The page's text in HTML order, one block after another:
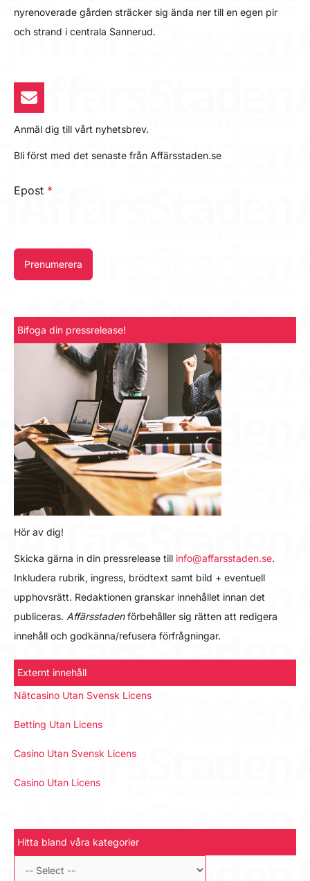
nyrenoverade gården sträcker sig ända ner till en egen pir
och strand i centrala Sannerud.
Anmäl dig till vårt nyhetsbrev.
Bli först med det senaste från Affärsstaden.se
Epost *
Prenumerera
Bifoga din pressrelease!
Hör av dig!
Skicka gärna in din pressrelease till info@affarsstaden.se.
Inkludera rubrik, ingress, brödtext samt bild + eventuell
upphovsrätt. Redaktionen granskar innehållet innan det
publiceras. Affärsstadenförbehåller sig rätten att redigera
innehåll och godkänna/refusera förfrågningar.
Externt innehåll
Nätcasino Utan Svensk Licens
Betting Utan Licens
Casino Utan Svensk Licens
Casino Utan Licens
Hitta bland våra kategorier